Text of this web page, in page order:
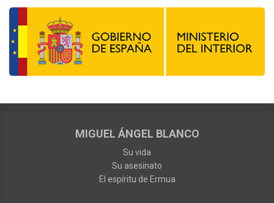
MIGUEL ÁNGEL BLANCO
Su vida
Su asesinato
El espíritu de Ermua